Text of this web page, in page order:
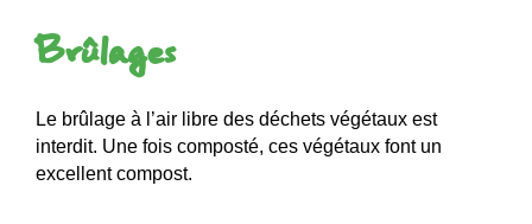
Brûlages
Le brûlage à l’air libre des déchets végétaux est
interdit. Une fois composté, ces végétaux font un
excellent compost.